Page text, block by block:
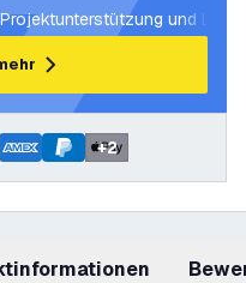
Projektunterstützung und
+2